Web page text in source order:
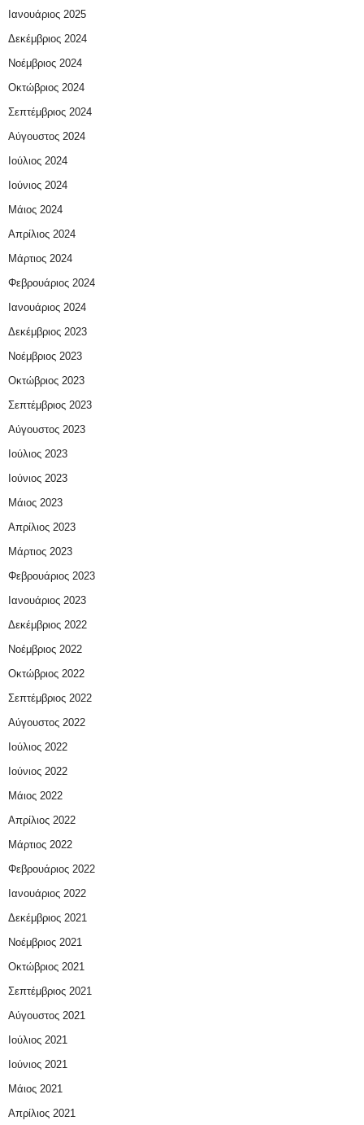
Ιανουάριος 2025
Δεκέμβριος 2024
Νοέμβριος 2024
Οκτώβριος 2024
Σεπτέμβριος 2024
Αύγουστος 2024
Ιούλιος 2024
Ιούνιος 2024
Μάιος 2024
Απρίλιος 2024
Μάρτιος 2024
Φεβρουάριος 2024
Ιανουάριος 2024
Δεκέμβριος 2023
Νοέμβριος 2023
Οκτώβριος 2023
Σεπτέμβριος 2023
Αύγουστος 2023
Ιούλιος 2023
Ιούνιος 2023
Μάιος 2023
Απρίλιος 2023
Μάρτιος 2023
Φεβρουάριος 2023
Ιανουάριος 2023
Δεκέμβριος 2022
Νοέμβριος 2022
Οκτώβριος 2022
Σεπτέμβριος 2022
Αύγουστος 2022
Ιούλιος 2022
Ιούνιος 2022
Μάιος 2022
Απρίλιος 2022
Μάρτιος 2022
Φεβρουάριος 2022
Ιανουάριος 2022
Δεκέμβριος 2021
Νοέμβριος 2021
Οκτώβριος 2021
Σεπτέμβριος 2021
Αύγουστος 2021
Ιούλιος 2021
Ιούνιος 2021
Μάιος 2021
Απρίλιος 2021